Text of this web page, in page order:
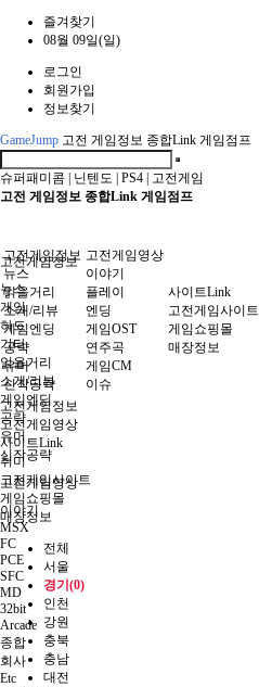
즐겨찾기
08월 09일(일)
로그인
회원가입
정보찾기
GameJump 고전 게임정보 종합Link 게임점프
슈퍼패미콤 닌텐도 PS4
고전게임
고전 게임정보 종합Link 게임점프
고전게임정보
뉴스
게임
하드
기타
읽을거리
소개/리뷰
게임엔딩
공략
유머
신작공략
고전게임영상
이야기
MSX
FC
PCE
SFC
MD
32bit
Arcade
종합
회사
Etc
고전게임정보
뉴스
읽을거리
소개/리뷰
게임엔딩
공략
유머
신작공략
고전게임영상
이야기
플레이
엔딩
게임OST
연주곡
게임CM
이슈
사이트Link
고전게임사이트
게임쇼핑몰
매장정보
고전게임정보
고전게임영상
사이트Link
취미
고전게임사이트
게임쇼핑몰
매장정보
전체
서울
경기(0)
인천
강원
충북
충남
대전